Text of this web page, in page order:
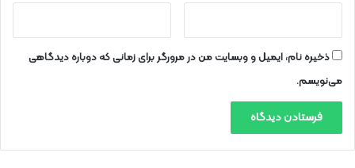
ذخیره نام، ایمیل و وبسایت من در مرورگر برای زمانی که دوباره دیدگاهی
می‌نویسم.